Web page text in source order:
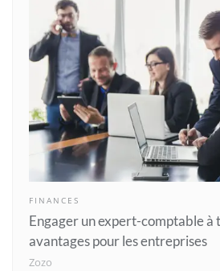
FINANCES
Engager un expert-comptable à
avantages pour les entreprises
Zozo